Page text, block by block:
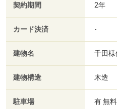
契約期間 2年
カード決済 -
建物名 千田様
建物構造 木造
駐車場 有 無料